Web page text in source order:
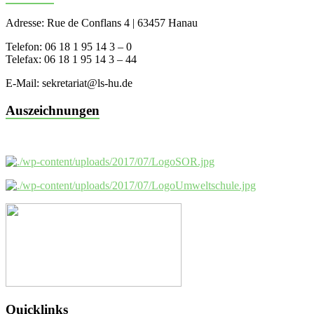
Adresse: Rue de Conflans 4 | 63457 Hanau
Telefon: 06 18 1 95 14 3 – 0
Telefax: 06 18 1 95 14 3 – 44
E-Mail: sekretariat@ls-hu.de
Auszeichnungen
Quicklinks